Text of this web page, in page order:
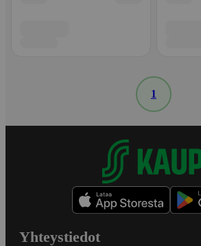
1
Yhteystiedot